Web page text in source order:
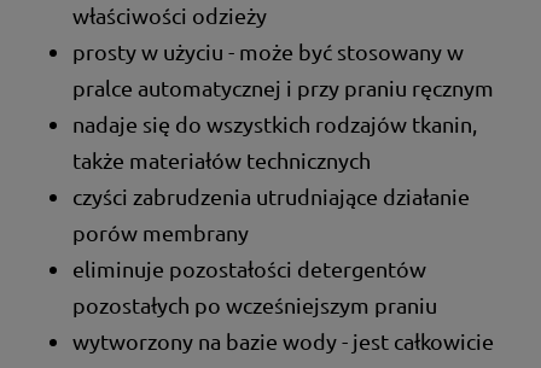
właściwości odzieży
prosty w użyciu - może być stosowany w
pralce automatycznej i przy praniu ręcznym
nadaje się do wszystkich rodzajów tkanin,
także materiałów technicznych
czyści zabrudzenia utrudniające działanie
porów membrany
eliminuje pozostałości detergentów
pozostałych po wcześniejszym praniu
wytworzony na bazie wody - jest całkowicie